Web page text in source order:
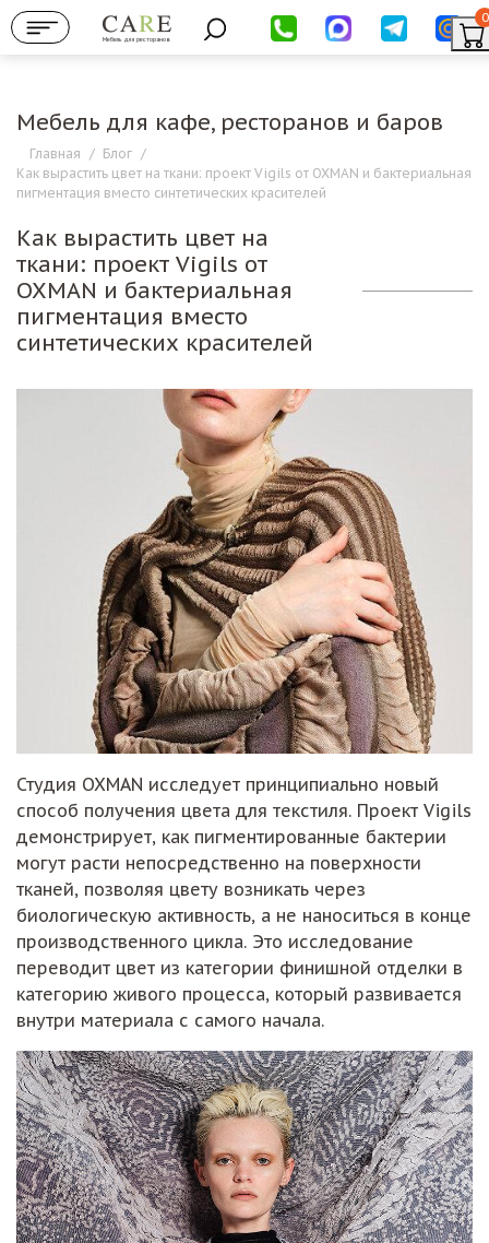
Мебель для ресторанов
0
Мебель для кафе, ресторанов и баров
Главная / Блог /
Как вырастить цвет на ткани: проект Vigils от OXMAN и бактериальная
пигментация вместо синтетических красителей
Как вырастить цвет на
ткани: проект Vigils от
OXMAN и бактериальная
пигментация вместо
синтетических красителей
Студия OXMAN исследует принципиально новый
способ получения цвета для текстиля. Проект Vigils
демонстрирует, как пигментированные бактерии
могут расти непосредственно на поверхности
тканей, позволяя цвету возникать через
биологическую активность, а не наноситься в конце
производственного цикла. Это исследование
переводит цвет из категории финишной отделки в
категорию живого процесса, который развивается
внутри материала с самого начала.